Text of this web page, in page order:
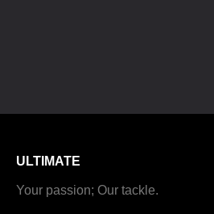
ULTIMATE
Your passion; Our tackle.